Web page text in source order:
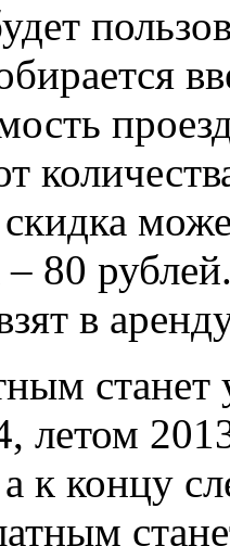
скидка
– 80
в
летом
к концу